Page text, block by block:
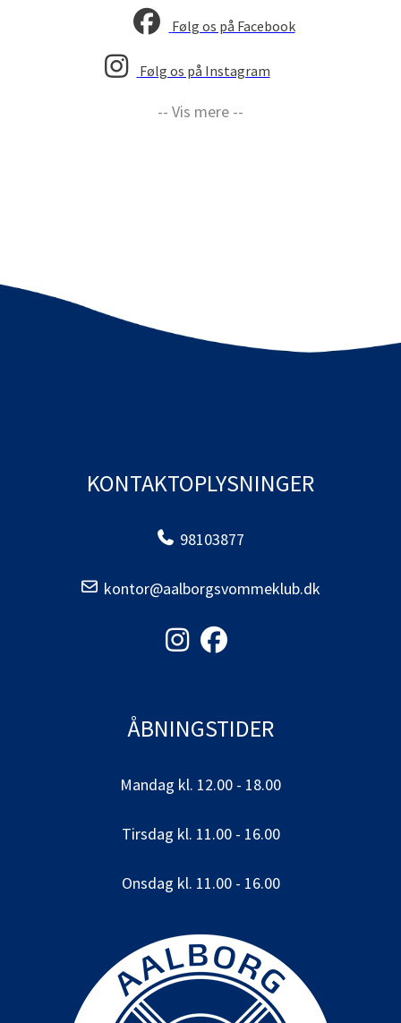
Følg os på Facebook
Følg os på Instagram
-- Vis mere --
KONTAKTOPLYSNINGER
98103877
kontor@aalborgsvommeklub.dk
ÅBNINGSTIDER
Mandag kl. 12.00 - 18.00
Tirsdag kl. 11.00 - 16.00
Onsdag kl. 11.00 - 16.00